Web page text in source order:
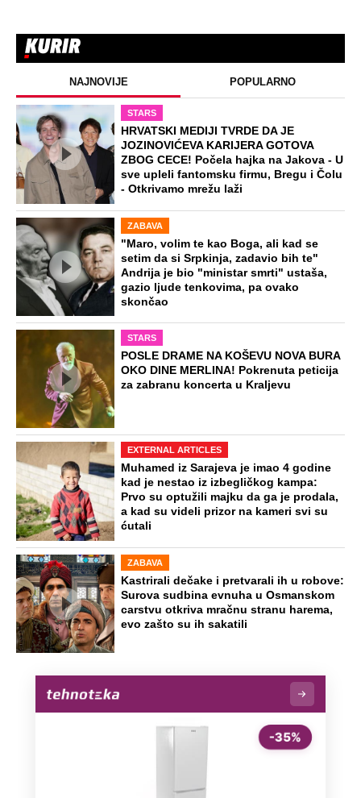
NAJNOVIJE POPULARNO
STARS
HRVATSKI MEDIJI TVRDE DA JE
JOZINOVIĆEVA KARIJERA GOTOVA
ZBOG CECE! Počela hajka na Jakova - U
sve upleli fantomsku firmu, Bregu i Čolu
- Otkrivamo mrežu laži
ZABAVA
"Maro, volim te kao Boga, ali kad se
setim da si Srpkinja, zadavio bih te"
Andrija je bio "ministar smrti" ustaša,
gazio ljude tenkovima, pa ovako
skončao
STARS
POSLE DRAME NA KOŠEVU NOVA BURA
OKO DINE MERLINA! Pokrenuta peticija
za zabranu koncerta u Kraljevu
EXTERNAL ARTICLES
Muhamed iz Sarajeva je imao 4 godine
kad je nestao iz izbegličkog kampa:
Prvo su optužili majku da ga je prodala,
a kad su videli prizor na kameri svi su
ćutali
ZABAVA
Kastrirali dečake i pretvarali ih u robove:
Surova sudbina evnuha u Osmanskom
carstvu otkriva mračnu stranu harema,
evo zašto su ih sakatili